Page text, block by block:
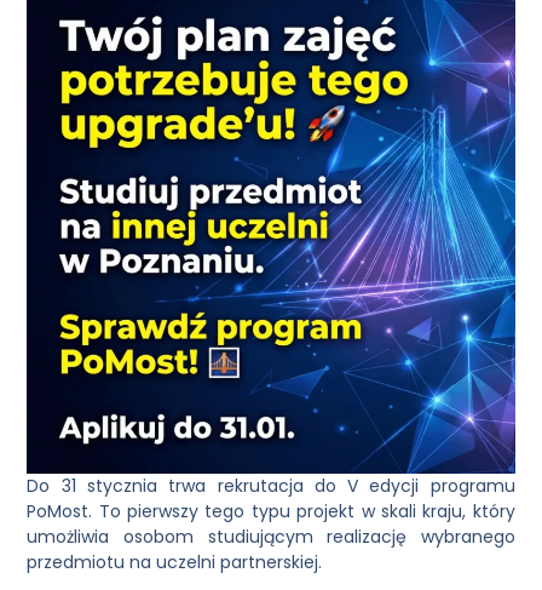
Do 31 stycznia trwa rekrutacja do V edycji programu
PoMost. To pierwszy tego typu projekt w skali kraju, który
umożliwia osobom studiującym realizację wybranego
przedmiotu na uczelni partnerskiej.